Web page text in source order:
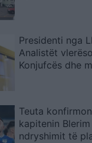
Presidenti nga
Analistët
Konjufcës dhe
Teuta
kapitenin
ndryshimit të